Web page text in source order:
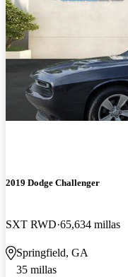
2019 Dodge Challenger
SXT RWD 65,634 millas
Springfield, GA
35 millas